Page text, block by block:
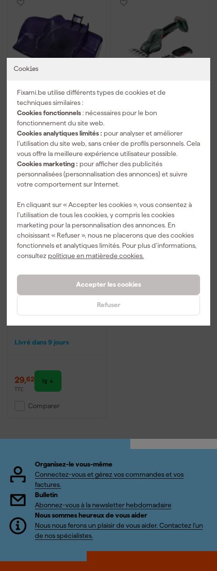
Cookies
Fixami.be utilise différents types de cookies et de
techniques similaires :
Cookies fonctionnels : nécessaires pour le bon
fonctionnement du site web.
Cookies analytiques limités : pour analyser et améliorer
l’utilisation du site web, sans créer de profils personnels. Cela
vous offre la meilleure expérience utilisateur possible.
Cookies marketing : pour afficher des publicités
personnalisées (personnalisation des annonces) et suivre
votre comportement sur Internet.
En cliquant sur « Accepter les cookies », vous consentez à
l’utilisation de tous les cookies, y compris les cookies
marketing pour la personnalisation des annonces. En
choisissant « Refuser », nous ne placerons que des cookies
fonctionnels et analytiques limités. Pour plus d’informations,
consultez politique en matièrede cookies.
Accepter les cookies
Refuser
Makita 457426-1
Ciseaux d'herbe de
receveur d'herbe pour
DUM604 / UH201D /
UM600D / UM603D
Livré dans 9 jours
5,67
TTC
Comparer
Metabo SGS 18 LTX Q 18
cisaille à gazon - 11,5 cm
111,13
TTC
Livré dans 9 jours
29,62
TTC
Comparer
Organisez-le vous-même
Connectez-vous et gérez vos commandes et vos
factures.
Bulletin
Abonnez-vous à la newsletter hebdomadaire
Nous sommes heureux de vous aider
Nous nous ferons un plaisir de vous aider. Contactez l'un
de nos spécialistes.